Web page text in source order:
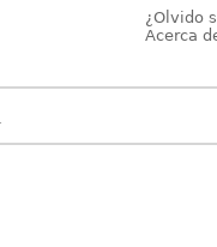
¿Olvido
Acerca